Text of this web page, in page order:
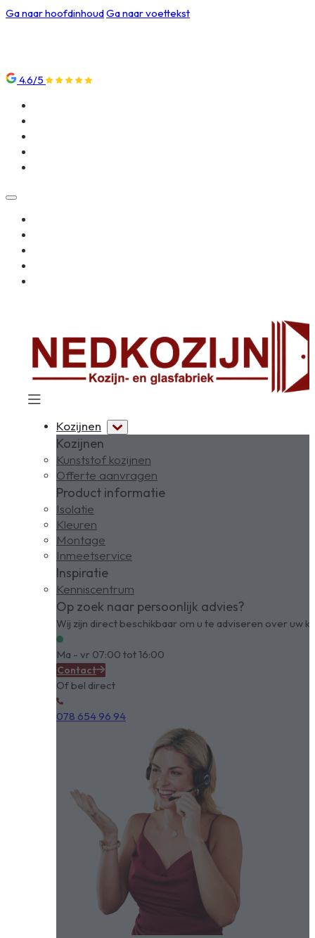
Ga naar hoofdinhoudGa naar voettekst
4.6/5
Kozijnen
Kozijnen
Kunststof kozijnen
Offerte aanvragen
Product informatie
Isolatie
Kleuren
Montage
Inmeetservice
Inspiratie
Kenniscentrum
Op zoek naar persoonlijk advies?
Wij zijn direct beschikbaar om u te adviseren over uw
Ma - vr 07:00 tot 16:00
Contact
Of bel direct
078 654 96 94